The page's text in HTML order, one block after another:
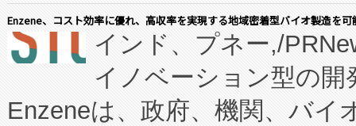
Enzene、コスト効率に優れ、高収率を実現する地域密着型バイオ製造を
インド、プネー,/
イノベーション型の
Enzeneは、政府、機関、バイ